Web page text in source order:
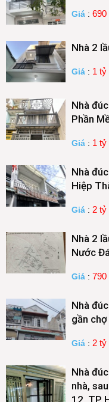
Giá : 690
Nhà 2
Giá : 1 tỷ
Nhà
Phần
Giá : 1 tỷ
Nhà
Hiệp
Giá : 2 tỷ
Nhà 2
Nước
Giá :
Nhà
gần
Giá : 2 tỷ
Nhà
nhà,
12, TP